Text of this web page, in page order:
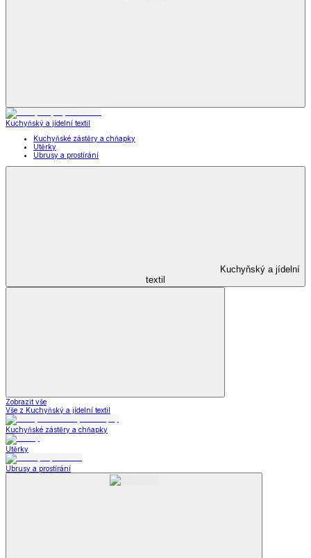
Kuchyňský a jídelní textil
Kuchyňské zástěry a chňapky
Utěrky
Ubrusy a prostírání
Kuchyňský a jídelní
textil
Zobrazit vše
Vše z Kuchyňský a jídelní textil
Kuchyňské zástěry a chňapky
Utěrky
Ubrusy a prostírání